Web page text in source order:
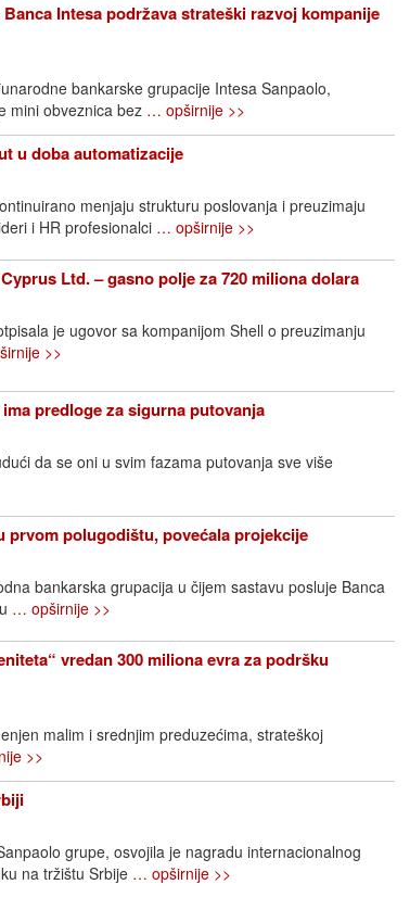
Intesa podržava strateški razvoj kompanije
bankarske grupacije Intesa Sanpaolo,
mini obveznica bez … opširnije >>
u doba automatizacije
menjaju strukturu poslovanja i preuzimaju
i HR profesionalci … opširnije >>
Ltd. – gasno polje za 720 miliona dolara
je ugovor sa kompanijom Shell o preuzimanju
>>
predloge za sigurna putovanja
da se oni u svim fazama putovanja sve više
prvom polugodištu, povećala projekcije
bankarska grupacija u čijem sastavu posluje Banca
… opširnije >>
vredan 300 miliona evra za podršku
malim i srednjim preduzećima, strateškoj
>>
grupe, osvojila je nagradu internacionalnog
na tržištu Srbije … opširnije >>